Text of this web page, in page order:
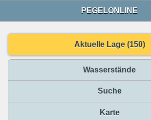
PEGELONLINE
Aktuelle Lage (150)
Wasserstände
Suche
Karte